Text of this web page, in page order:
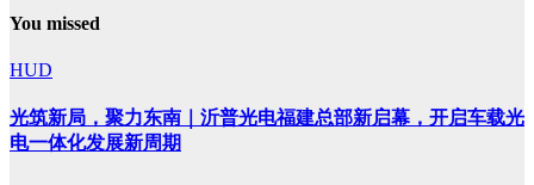
You missed
HUD
光筑新局，聚力东南｜沂普光电福建总部新启幕，开启车载光
电一体化发展新周期